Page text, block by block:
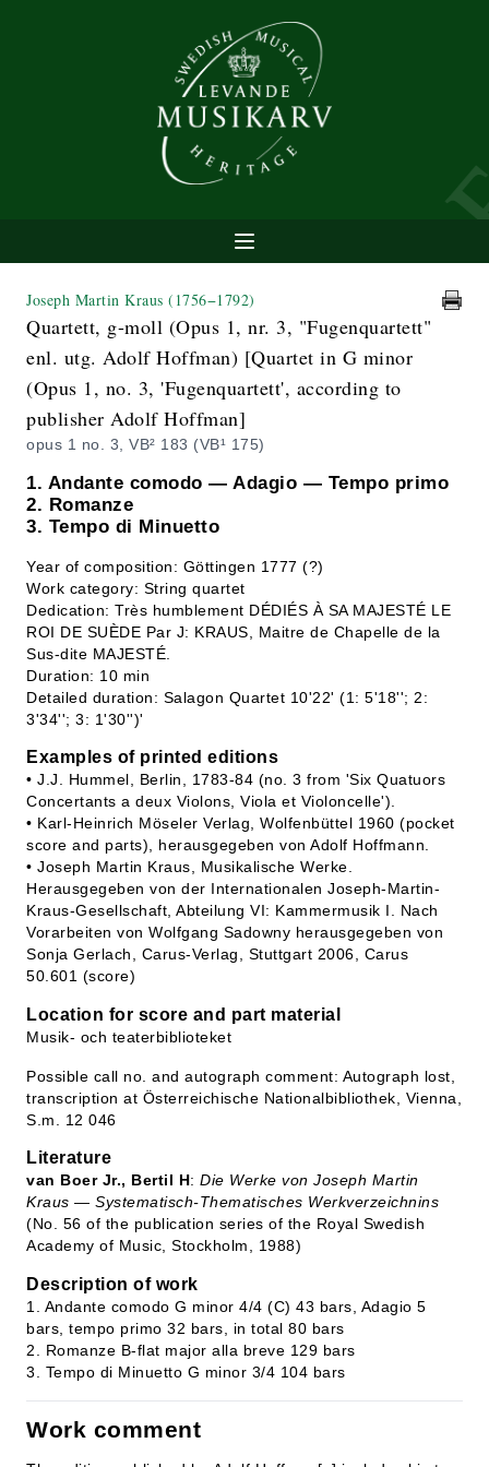
Joseph Martin Kraus (1756−1792)
Quartett, g-moll (Opus 1, nr. 3, "Fugenquartett"
enl. utg. Adolf Hoffman) [Quartet in G minor
(Opus 1, no. 3, 'Fugenquartett', according to
publisher Adolf Hoffman]
opus 1 no. 3, VB² 183 (VB¹ 175)
1. Andante comodo — Adagio — Tempo primo
2. Romanze
3. Tempo di Minuetto
Year of composition: Göttingen 1777 (?)
Work category: String quartet
Dedication: Très humblement DÉDIÉS À SA MAJESTÉ LE
ROI DE SUÈDE Par J: KRAUS, Maitre de Chapelle de la
Sus-dite MAJESTÉ.
Duration: 10 min
Detailed duration: Salagon Quartet 10'22' (1: 5'18''; 2:
3'34''; 3: 1'30'')'
Examples of printed editions
• J.J. Hummel, Berlin, 1783-84 (no. 3 from 'Six Quatuors
Concertants a deux Violons, Viola et Violoncelle').
• Karl-Heinrich Möseler Verlag, Wolfenbüttel 1960 (pocket
score and parts), herausgegeben von Adolf Hoffmann.
• Joseph Martin Kraus, Musikalische Werke.
Herausgegeben von der Internationalen Joseph-Martin-
Kraus-Gesellschaft, Abteilung VI: Kammermusik I. Nach
Vorarbeiten von Wolfgang Sadowny herausgegeben von
Sonja Gerlach, Carus-Verlag, Stuttgart 2006, Carus
50.601 (score)
Location for score and part material
Musik- och teaterbiblioteket
Possible call no. and autograph comment: Autograph lost,
transcription at Österreichische Nationalbibliothek, Vienna,
S.m. 12 046
Literature
van Boer Jr., Bertil H: Die Werke von Joseph Martin
Kraus — Systematisch-Thematisches Werkverzeichnins
(No. 56 of the publication series of the Royal Swedish
Academy of Music, Stockholm, 1988)
Description of work
1. Andante comodo G minor 4/4 (C) 43 bars, Adagio 5
bars, tempo primo 32 bars, in total 80 bars
2. Romanze B-flat major alla breve 129 bars
3. Tempo di Minuetto G minor 3/4 104 bars
Work comment